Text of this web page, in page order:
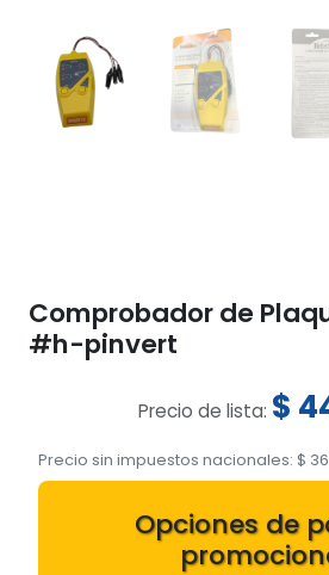
Comprobador de
#h-pinvert
Precio de lista: $
Precio sin impuestos nacionales: $
Opciones de